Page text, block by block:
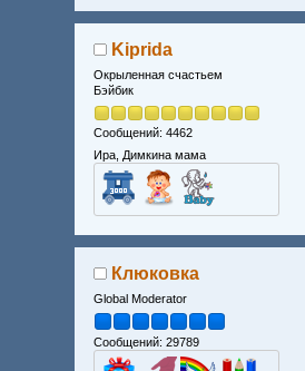
Kiprida
Окрыленная счастьем
Бэйбик
Сообщений: 4462
Ира, Димкина мама
Клюковка
Global Moderator
Сообщений: 29789